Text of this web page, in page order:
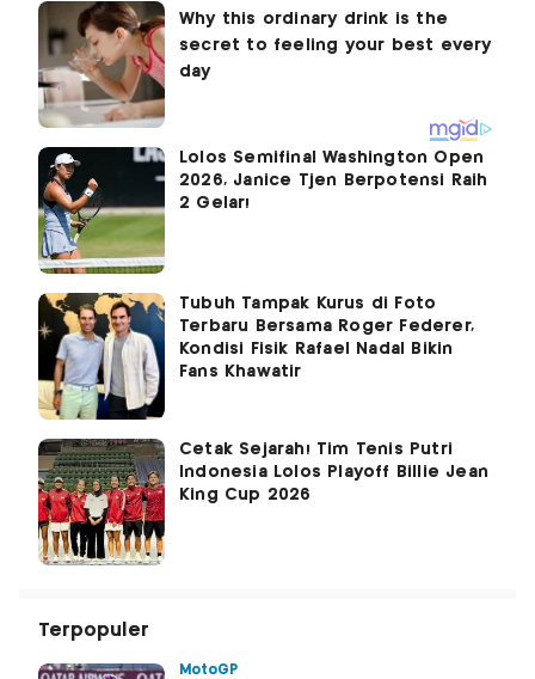
Lolos Semifinal Washington Open
2026, Janice Tjen Berpotensi Raih
2 Gelar!
Tubuh Tampak Kurus di Foto
Terbaru Bersama Roger Federer,
Kondisi Fisik Rafael Nadal Bikin
Fans Khawatir
Cetak Sejarah! Tim Tenis Putri
Indonesia Lolos Playoff Billie Jean
King Cup 2026
Terpopuler
MotoGP